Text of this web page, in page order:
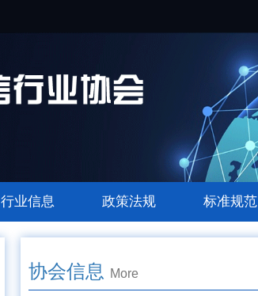
行业信息 政策法规 标准规范
协会信息 More